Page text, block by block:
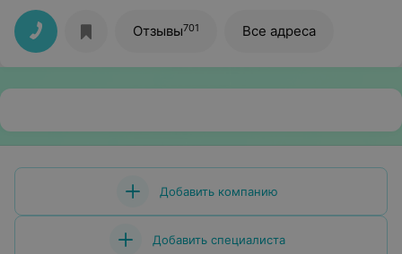
Отзывы701 Все адреса
Добавить компанию
Добавить специалиста